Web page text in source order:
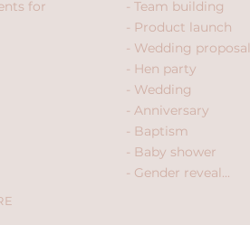
for
- Team building
- Product launch
- Wedding proposal
- Hen party
- Wedding
- Anniversary
- Baptism
- Baby shower
- Gender reveal...